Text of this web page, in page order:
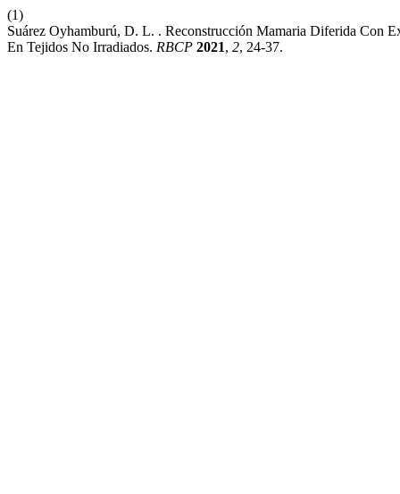
(1)
Suárez Oyhamburú, D. L. . Reconstrucción Mamaria Diferida Con
En Tejidos No Irradiados. RBCP 2021, 2, 24-37.